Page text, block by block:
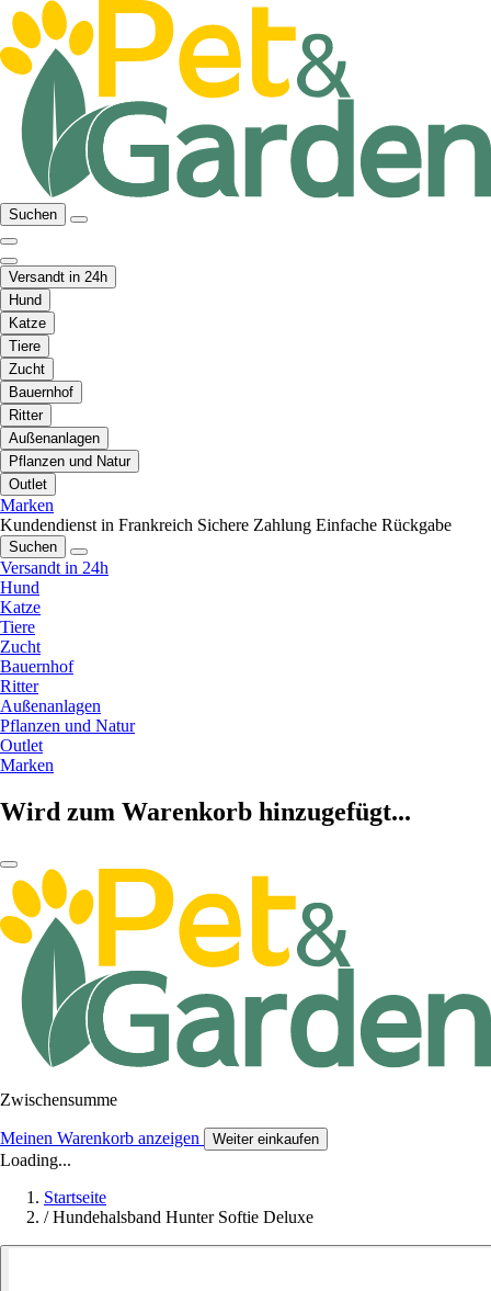
Suchen
Versandt in 24h
Hund
Katze
Tiere
Zucht
Bauernhof
Ritter
Außenanlagen
Pflanzen und Natur
Outlet
Marken
Kundendienst in Frankreich Sichere Zahlung Einfache Rückgabe
Suchen
Versandt in 24h
Hund
Katze
Tiere
Zucht
Bauernhof
Ritter
Außenanlagen
Pflanzen und Natur
Outlet
Marken
Wird zum Warenkorb hinzugefügt...
Zwischensumme
Meinen Warenkorb anzeigen Weiter einkaufen
Loading...
Startseite
/ Hundehalsband Hunter Softie Deluxe